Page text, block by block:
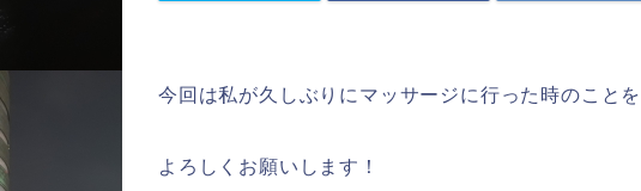
今回は私が久しぶりにマッサージに行った時のこと
よろしくお願いします！